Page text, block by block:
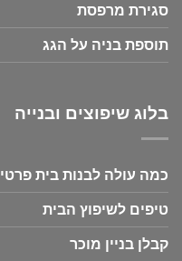
סגירת מרפסת
תוספת בניה על הגג
בלוג שיפוצים ובנייה
כמה עולה לבנות בית פרטי
טיפים לשיפוץ הבית
קבלן בניין מוכר